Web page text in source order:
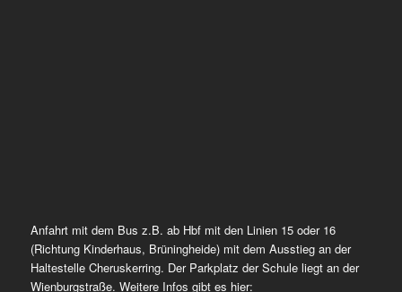
Anfahrt mit dem Bus z.B. ab Hbf mit den Linien 15 oder 16
(Richtung Kinderhaus, Brüningheide) mit dem Ausstieg an der
Haltestelle Cheruskerring. Der Parkplatz der Schule liegt an der
Wienburgstraße. Weitere Infos gibt es hier: